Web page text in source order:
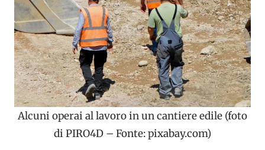
Alcuni operai al lavoro in un cantiere edile (foto
di PIRO4D – Fonte: pixabay.com)